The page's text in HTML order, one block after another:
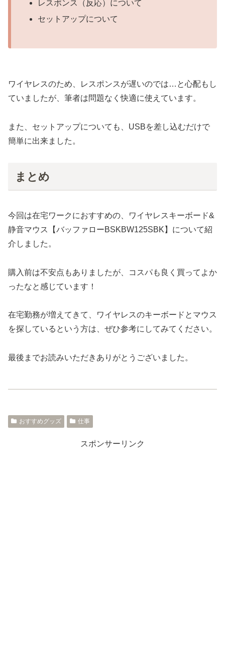
レスポンス（反応）について
セットアップについて
ワイヤレスのため、レスポンスが遅いのでは…と心配もし
ていましたが、筆者は問題なく快適に使えています。
また、セットアップについても、USBを差し込むだけで
簡単に出来ました。
まとめ
今回は在宅ワークにおすすめの、ワイヤレスキーボード&
静音マウス【バッファローBSKBW125SBK】について紹
介しました。
購入前は不安点もありましたが、コスパも良く買ってよか
ったなと感じています！
在宅勤務が増えてきて、ワイヤレスのキーボードとマウス
を探しているという方は、ぜひ参考にしてみてください。
最後までお読みいただきありがとうございました。
おすすめグッズ 仕事
スポンサーリンク